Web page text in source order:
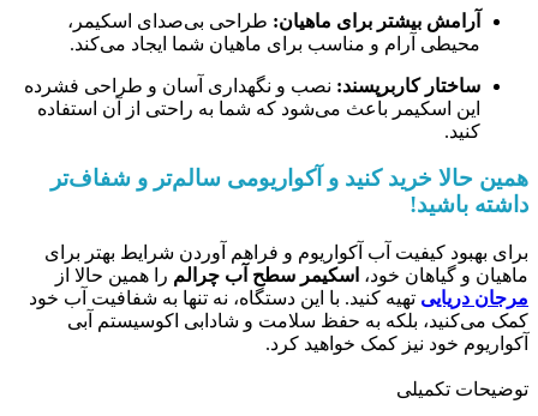
آرامش بیشتر برای ماهیان: طراحی بی‌صدای اسکیمر،
محیطی آرام و مناسب برای ماهیان شما ایجاد می‌کند.
ساختار کاربرپسند: نصب و نگهداری آسان و طراحی فشرده
این اسکیمر باعث می‌شود که شما به راحتی از آن استفاده
کنید.
همین حالا خرید کنید و آکواریومی سالم‌تر و شفاف‌تر
داشته باشید!
برای بهبود کیفیت آب آکواریوم و فراهم آوردن شرایط بهتر برای
ماهیان و گیاهان خود، اسکیمر سطح آب چرالم را همین حالا از
مرجان دریایی تهیه کنید. با این دستگاه، نه تنها به شفافیت آب خود
کمک می‌کنید، بلکه به حفظ سلامت و شادابی اکوسیستم آبی
آکواریوم خود نیز کمک خواهید کرد.
توضیحات تکمیلی